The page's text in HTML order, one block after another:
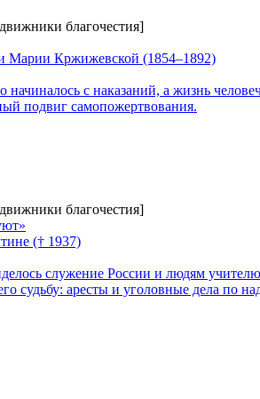
благочестия]
Марии Кржижевской (1854–1892)
с наказаний, а жизнь
подвиг самопожертвования.
благочестия]
(† 1937)
служение России и людям
судьбу: аресты и уголовные дела по